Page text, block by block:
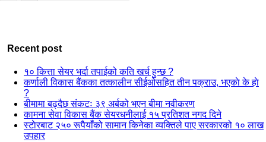
Recent post
१० कित्ता सेयर भर्दा तपाईको कति खर्च हुन्छ ?
कर्णाली विकास बैंकका तत्कालीन सीईओसहित तीन पक्राउ, भएकाे के हाे
?
बीमामा बढ्दैछ संकटः ३९ अर्बको भएन बीमा नवीकरण
कामना सेवा विकास बैंक सेयरधनीलाई १५ प्रतिशत नगद दिने
स्टाेरबाट २५० रूपैयाँको सामान किनेका व्यक्तिले पाए सरकारको १० लाख
उपहार